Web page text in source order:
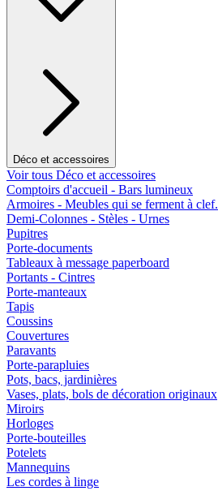
Déco et accessoires
Voir tous Déco et accessoires
Comptoirs d'accueil - Bars lumineux
Armoires - Meubles qui se ferment à clef.
Demi-Colonnes - Stèles - Urnes
Pupitres
Porte-documents
Tableaux à message paperboard
Portants - Cintres
Porte-manteaux
Tapis
Coussins
Couvertures
Paravants
Porte-parapluies
Pots, bacs, jardinières
Vases, plats, bols de décoration originaux
Miroirs
Horloges
Porte-bouteilles
Potelets
Mannequins
Les cordes à linge